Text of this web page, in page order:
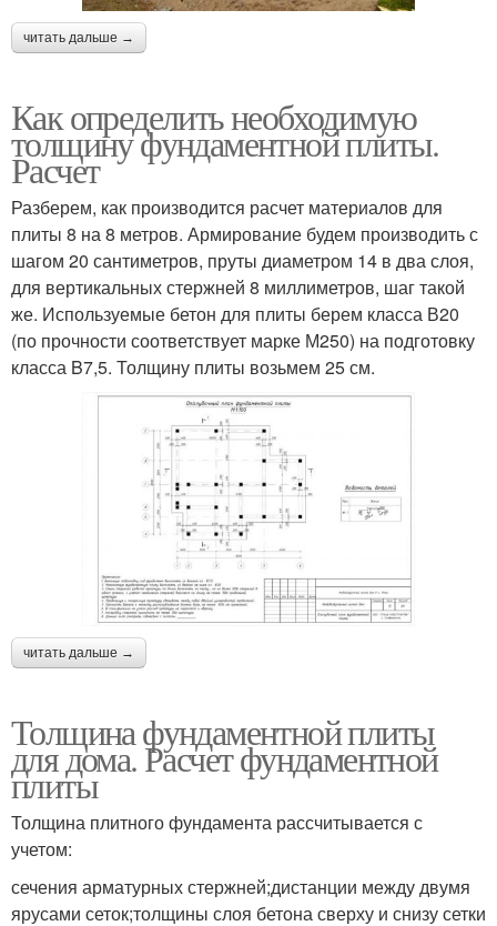
читать дальше →
Как определить необходимую
толщину фундаментной плиты.
Расчет
Разберем, как производится расчет материалов для
плиты 8 на 8 метров. Армирование будем производить с
шагом 20 сантиметров, пруты диаметром 14 в два слоя,
для вертикальных стержней 8 миллиметров, шаг такой
же. Используемые бетон для плиты берем класса В20
(по прочности соответствует марке М250) на подготовку
класса B7,5. Толщину плиты возьмем 25 см.
читать дальше →
Толщина фундаментной плиты
для дома. Расчет фундаментной
плиты
Толщина плитного фундамента рассчитывается с
учетом:
сечения арматурных стержней;дистанции между двумя
ярусами сеток;толщины слоя бетона сверху и снизу сетки